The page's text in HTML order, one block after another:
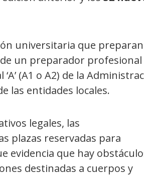
universitaria que preparan
un preparador profesional
(A1 o A2) de la
las entidades locales.
legales, las
plazas reservadas para
evidencia que hay
destinadas a cuerpos y